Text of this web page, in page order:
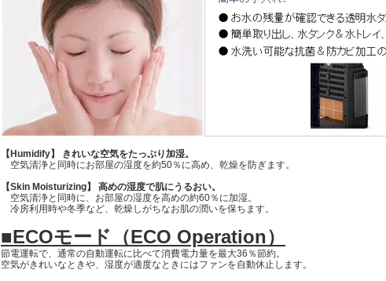
【Humidify】 きれいな空気をたっぷり加湿。
空気清浄と同時にお部屋の湿度を約50％に高め、乾燥を防ぎます。
【Skin Moisturizing】 高めの湿度で肌にうるおい。
空気清浄と同時に、お部屋の湿度を高めの約60％に加湿。
冷房利用時や冬季など、乾燥しがちなお肌の潤いを保ちます。
■ECOモード（ECO Operation）
節電運転で、通常の自動運転に比べて消費電力量を最大36％節約。
空気がきれいなときや、湿度が適度なときにはファンを自動休止します。